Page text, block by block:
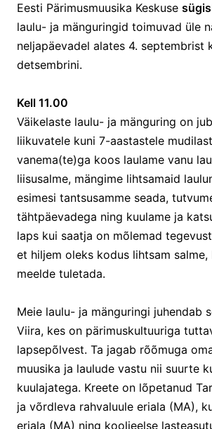
Eesti Pärimusmuusika Keskuse
laulu- ja mänguringid toimuvad üle
neljapäevadel alates 4. septembrist
detsembrini.
Kell 11.00
Väikelaste laulu- ja mänguring on
liikuvatele kuni 7-aastastele
vanema(te)ga koos laulame vanu
liisusalme, mängime lihtsamaid
esimesi tantsusamme seada,
tähtpäevadega ning kuulame ja
laps kui saatja on mõlemad
et hiljem oleks kodus lihtsam salme,
meelde tuletada.
Meie laulu- ja mänguringi juhendab
Viira, kes on pärimuskultuuriga
lapsepõlvest. Ta jagab rõõmuga
muusika ja laulude vastu nii suurte
kuulajatega. Kreete on lõpetanud
ja võrdleva rahvaluule eriala (MA),
eriala (MA) ning koolieelse